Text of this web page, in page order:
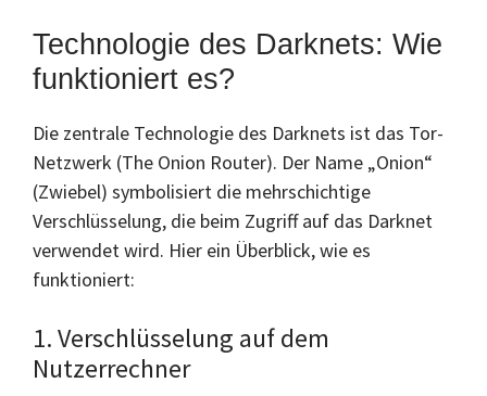
Technologie des Darknets: Wie
funktioniert es?
Die zentrale Technologie des Darknets ist das Tor-
Netzwerk (The Onion Router). Der Name „Onion“
(Zwiebel) symbolisiert die mehrschichtige
Verschlüsselung, die beim Zugriff auf das Darknet
verwendet wird. Hier ein Überblick, wie es
funktioniert:
1. Verschlüsselung auf dem
Nutzerrechner